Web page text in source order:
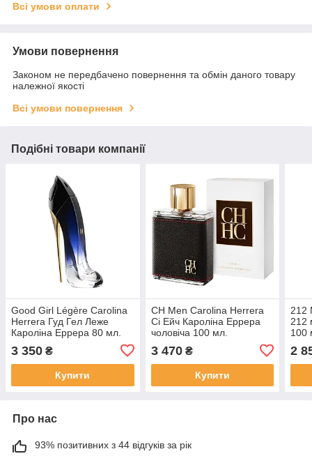
Всі умови оплати
Умови повернення
Законом не передбачено повернення та обмін даного товару
належної якості
Всі умови повернення
Подібні товари компанії
Good Girl Légère Carolina
Herrera Гуд Гел Леже
Кароліна Еррера 80 мл.
3 350 ₴
Купити
CH Men Carolina Herrera
Сі Ейч Кароліна Еррера
чоловіча 100 мл.
3 470₴
Купити
212
212
100
2
Про нас
93% позитивних з 44 відгуків за рік